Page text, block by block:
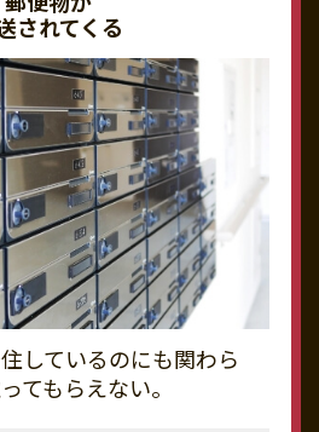
されてくる
しているのにも関わら
もらえない。